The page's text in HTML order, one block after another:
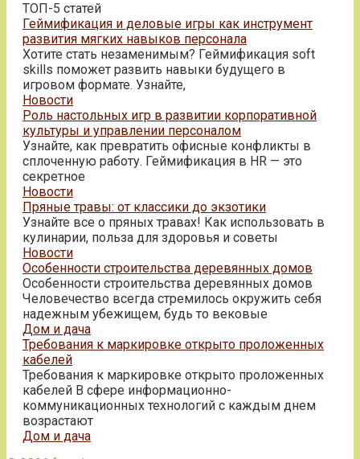
ТОП-5 статей
Геймификация и деловые игры как инструмент
развития мягких навыков персонала
Хотите стать незаменимым? Геймификация soft
skills поможет развить навыки будущего в
игровом формате. Узнайте,
Новости
Роль настольных игр в развитии корпоративной
культуры и управлении персоналом
Узнайте, как превратить офисные конфликты в
сплоченную работу. Геймификация в HR — это
секретное
Новости
Пряные травы: от классики до экзотики
Узнайте все о пряных травах! Как использовать в
кулинарии, польза для здоровья и советы
Новости
Особенности строительства деревянных домов
Особенности строительства деревянных домов
Человечество всегда стремилось окружить себя
надежным убежищем, будь то вековые
Дом и дача
Требования к маркировке открыто проложенных
кабелей
Требования к маркировке открыто проложенных
кабелей В сфере информационно-
коммуникационных технологий с каждым днем
возрастают
Дом и дача